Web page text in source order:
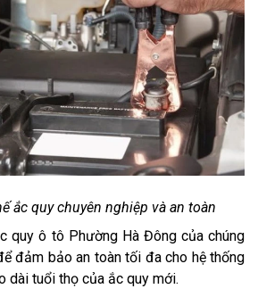
ắc quy chuyên nghiệp và an toàn
quy ô tô Phường Hà Đông của chúng
đảm bảo an toàn tối đa cho hệ thống
dài tuổi thọ của ắc quy mới.